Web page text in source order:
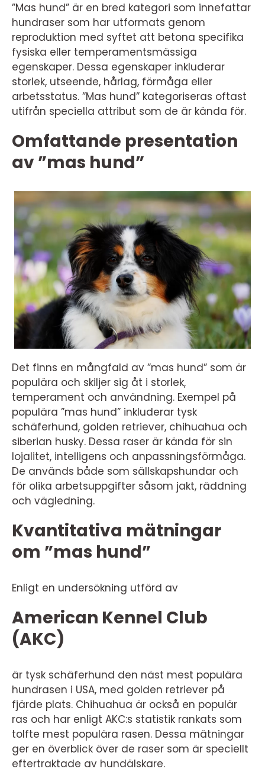
”Mas hund” är en bred kategori som innefattar
hundraser som har utformats genom
reproduktion med syftet att betona specifika
fysiska eller temperamentsmässiga
egenskaper. Dessa egenskaper inkluderar
storlek, utseende, hårlag, förmåga eller
arbetsstatus. ”Mas hund” kategoriseras oftast
utifrån speciella attribut som de är kända för.
Omfattande presentation
av ”mas hund”
Det finns en mångfald av ”mas hund” som är
populära och skiljer sig åt i storlek,
temperament och användning. Exempel på
populära ”mas hund” inkluderar tysk
schäferhund, golden retriever, chihuahua och
siberian husky. Dessa raser är kända för sin
lojalitet, intelligens och anpassningsförmåga.
De används både som sällskapshundar och
för olika arbetsuppgifter såsom jakt, räddning
och vägledning.
Kvantitativa mätningar
om ”mas hund”
Enligt en undersökning utförd av
American Kennel Club
(AKC)
är tysk schäferhund den näst mest populära
hundrasen i USA, med golden retriever på
fjärde plats. Chihuahua är också en populär
ras och har enligt AKC:s statistik rankats som
tolfte mest populära rasen. Dessa mätningar
ger en överblick över de raser som är speciellt
eftertraktade av hundälskare.